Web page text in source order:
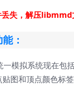
失，解压libmmd
：
模拟系统现在包
图和顶点颜色标